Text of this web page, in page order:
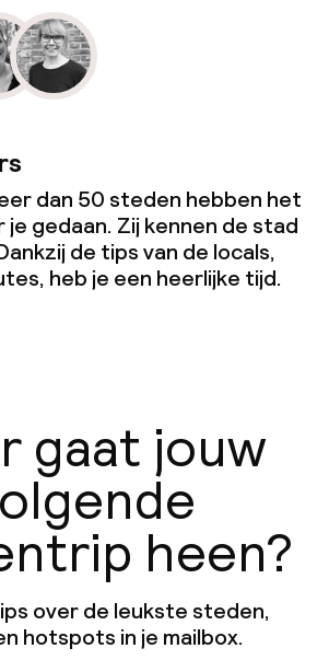
dan 50 steden hebben het
gedaan. Zij kennen de stad
de tips van de locals,
heb je een heerlijke tijd.
gaat jouw
heen?
over de leukste steden,
hotspots in je mailbox.